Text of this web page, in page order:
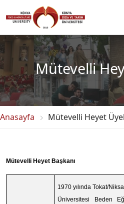
Mütevelli
Anasayfa Mütevelli Heyet
Mütevelli Heyet Başkanı
1970 yılında Tokat/
Üniversitesi Beden